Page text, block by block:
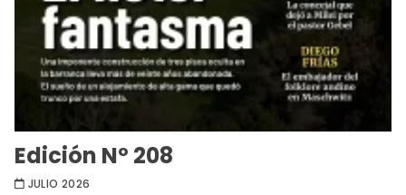
Edición Nº 208
JULIO 2026